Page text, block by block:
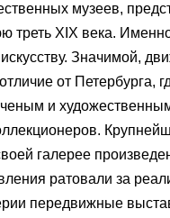
музеев,
треть XIX века.
искусству. Значимой,
от
и
галерее
ратовали за
передвижные